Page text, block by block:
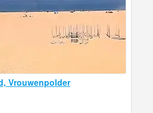
Vrouwenpolder